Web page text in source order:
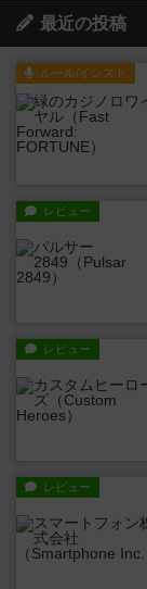
最近の投稿
ルール/インスト
レビュー
レビュー
レビュー